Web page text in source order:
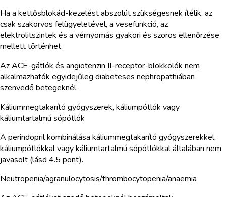
Ha a kettősblokád-kezelést abszolút szükségesnek ítélik, az
csak szakorvos felügyeletével, a vesefunkció, az
elektrolitszintek és a vérnyomás gyakori és szoros ellenőrzése
mellett történhet.
Az ACE-gátlók és angiotenzin II-receptor-blokkolók nem
alkalmazhatók egyidejűleg diabeteses nephropathiában
szenvedő betegeknél.
Káliummegtakarító gyógyszerek, káliumpótlók vagy
káliumtartalmú sópótlók
A perindopril kombinálása káliummegtakarító gyógyszerekkel,
káliumpótlókkal vagy káliumtartalmú sópótlókkal általában nem
javasolt (lásd 4.5 pont).
Neutropenia/agranulocytosis/thrombocytopenia/anaemia